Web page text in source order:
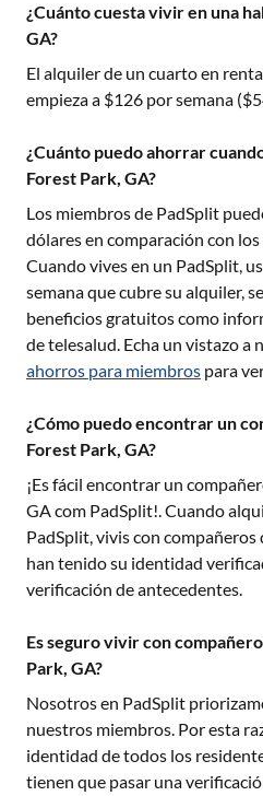
¿Cuánto cuesta vivir en una
GA?
El alquiler de un cuarto en
empieza a $126 por semana ($
¿Cuánto puedo ahorrar
Forest Park, GA?
Los miembros de PadSplit
dólares en comparación con
Cuando vives en un PadSplit,
semana que cubre su alquiler,
beneficios gratuitos como
de telesalud. Echa un vistazo a
ahorros para miembros para
¿Cómo puedo encontrar un
Forest Park, GA?
¡Es fácil encontrar un
GAcom PadSplit!. Cuando
PadSplit, vivis con
han tenido su identidad
verificación de antecedentes.
Es seguro vivir con
Park, GA?
Nosotros en PadSplit
nuestros miembros. Por esta
identidad de todos los
tienen que pasar una